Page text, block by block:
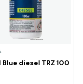
Blue diesel TRZ 100